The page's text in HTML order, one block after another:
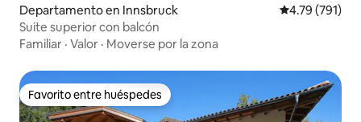
Departamento en Innsbruck Calificación
4.79 (791)
Suite superior con balcón
Familiar · Valor · Moverse por la zona
Favorito entre huéspedes
Favorito entre huéspedes